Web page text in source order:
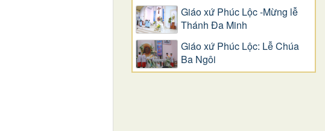
Giáo xứ Phúc Lộc -Mừng lễ
Thánh Đa Minh
Giáo xứ Phúc Lộc: Lễ Chúa
Ba Ngôi